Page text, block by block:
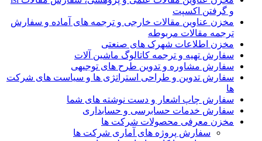
و گرفتن اکسپت
مخزن عناوین مقالات خارجی و ترجمه های آماده و سفارش
ترجمه مقالات مربوطه
مخزن اطلاعات شهرک های صنعتی
سفارش تهیه و ترجمه کاتالوگ ماشین آلات
سفارش مشاوره و تدوین طرح های توجیهی
سفارش تدوین و طراحی استراتژی ها و سیاست های شرکت
ها
سفارش چاپ اشعار و دست نوشته های شما
سفارش خدمات حسابرسی و حسابداری
مخزن معرفی محصولات شرکت ها
سفارش پروژه های آماری شرکت ها